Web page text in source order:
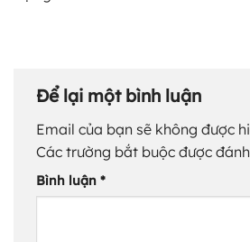
Để lại một bình luận
Email của bạn sẽ không được
Các trường bắt buộc được
Bình luận *